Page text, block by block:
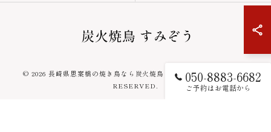
050-8883-6682
ご予約はお電話から
© 2026 長崎県思案橋の焼き鳥なら炭火焼鳥 すみぞう ALL RIGHTS
RESERVED.